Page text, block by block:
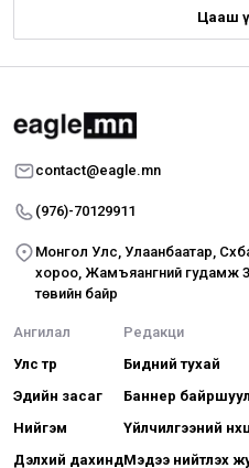
Цааш
contact@eagle.mn
(976)-70129911
Монгол Улс, Улаанбаатар,
хороо, Жамъяангүний гудамж
төвийн байр
Ангилал
Улс төр
Эдийн засаг
Нийгэм
Дэлхий дахинд
Редакци
Бидний тухай
Баннер
Үйлчилгээний
Мэдээ нийтлэх